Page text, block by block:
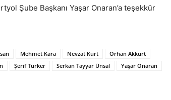
Şube Başkanı Yaşar Onaran’a teşekkür
Mehmet Kara Nevzat Kurt
Orhan Akkurt
Şerif Türker Serkan Tayyar Ünsal
Yaşar Onaran